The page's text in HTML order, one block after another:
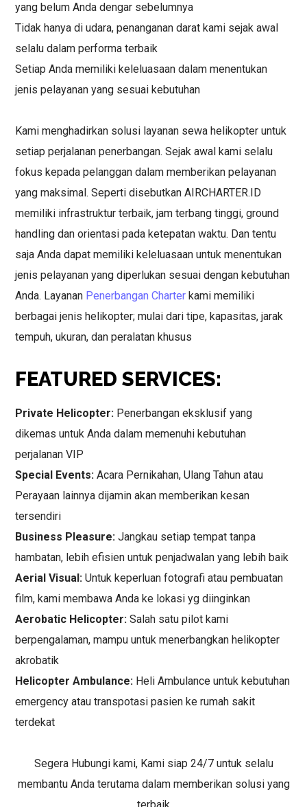
yang belum Anda dengar sebelumnya
Tidak hanya di udara, penanganan darat kami sejak awal
selalu dalam performa terbaik
Setiap Anda memiliki keleluasaan dalam menentukan
jenis pelayanan yang sesuai kebutuhan
Kami menghadirkan solusi layanan sewa helikopter untuk
setiap perjalanan penerbangan. Sejak awal kami selalu
fokus kepada pelanggan dalam memberikan pelayanan
yang maksimal. Seperti disebutkan AIRCHARTER.ID
memiliki infrastruktur terbaik, jam terbang tinggi, ground
handling dan orientasi pada ketepatan waktu. Dan tentu
saja Anda dapat memiliki keleluasaan untuk menentukan
jenis pelayanan yang diperlukan sesuai dengan kebutuhan
Anda. Layanan Penerbangan Charter kami memiliki
berbagai jenis helikopter; mulai dari tipe, kapasitas, jarak
tempuh, ukuran, dan peralatan khusus
FEATURED SERVICES:
Private Helicopter: Penerbangan eksklusif yang
dikemas untuk Anda dalam memenuhi kebutuhan
perjalanan VIP
Special Events: Acara Pernikahan, Ulang Tahun atau
Perayaan lainnya dijamin akan memberikan kesan
tersendiri
Business Pleasure: Jangkau setiap tempat tanpa
hambatan, lebih efisien untuk penjadwalan yang lebih baik
Aerial Visual: Untuk keperluan fotografi atau pembuatan
film, kami membawa Anda ke lokasi yg diinginkan
Aerobatic Helicopter: Salah satu pilot kami
berpengalaman, mampu untuk menerbangkan helikopter
akrobatik
Helicopter Ambulance: Heli Ambulance untuk kebutuhan
emergency atau transpotasi pasien ke rumah sakit
terdekat
Segera Hubungi kami, Kami siap 24/7 untuk selalu
membantu Anda terutama dalam memberikan solusi yang